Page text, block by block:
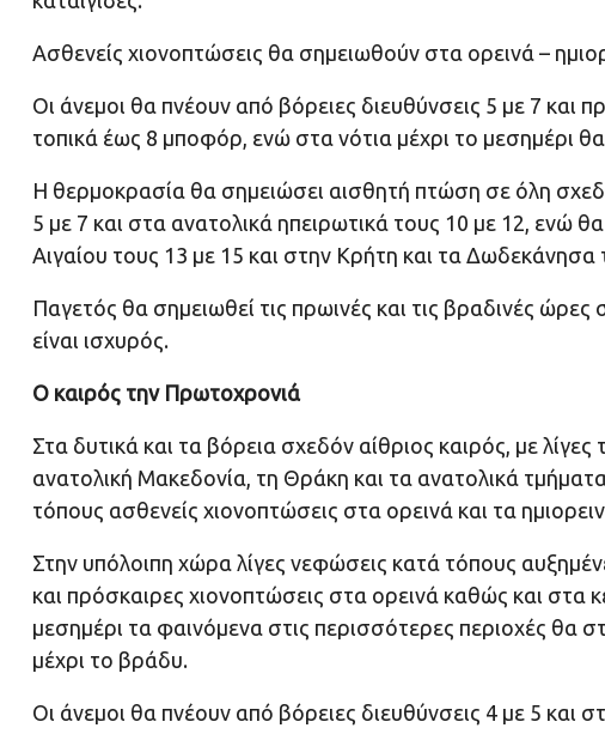
Ασθενείς χιονοπτώσεις θα σημειωθούν στα ορεινά –
Οι άνεμοι θα πνέουν από βόρειες διευθύνσεις 5 με 7 και
τοπικά έως 8 μποφόρ, ενώ στα νότια μέχρι το μεσημέρι θα
Η θερμοκρασία θα σημειώσει αισθητή πτώση σε όλη
5 με 7 και στα ανατολικά ηπειρωτικά τους 10 με 12, ενώ
Αιγαίου τους 13 με 15 και στην Κρήτη και τα
Παγετός θα σημειωθεί τις πρωινές και τις βραδινές
είναι ισχυρός.
Ο καιρός την Πρωτοχρονιά
Στα δυτικά και τα βόρεια σχεδόν αίθριος καιρός, με
ανατολική Μακεδονία, τη Θράκη και τα ανατολικά
τόπους ασθενείς χιονοπτώσεις στα ορεινά και τα
Στην υπόλοιπη χώρα λίγες νεφώσεις κατά τόπους
και πρόσκαιρες χιονοπτώσεις στα ορεινά καθώς και στα
μεσημέρι τα φαινόμενα στις περισσότερες περιοχές θα
μέχρι το βράδυ.
Οι άνεμοι θα πνέουν από βόρειες διευθύνσεις 4 με 5